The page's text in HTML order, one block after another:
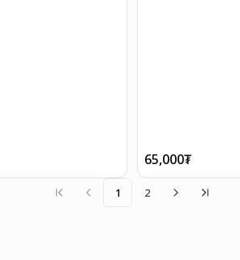
65,000₮
1 2